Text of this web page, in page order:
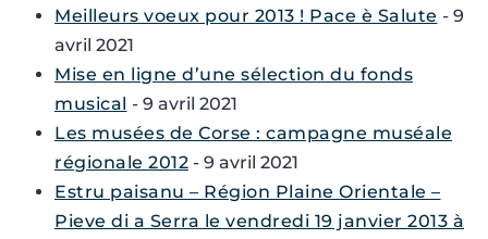
Meilleurs voeux pour 2013 ! Pace è Salute - 9
avril 2021
Mise en ligne d’une sélection du fonds
musical - 9 avril 2021
Les musées de Corse : campagne muséale
régionale 2012 - 9 avril 2021
Estru paisanu – Région Plaine Orientale –
Pieve di a Serra le vendredi 19 janvier 2013 à